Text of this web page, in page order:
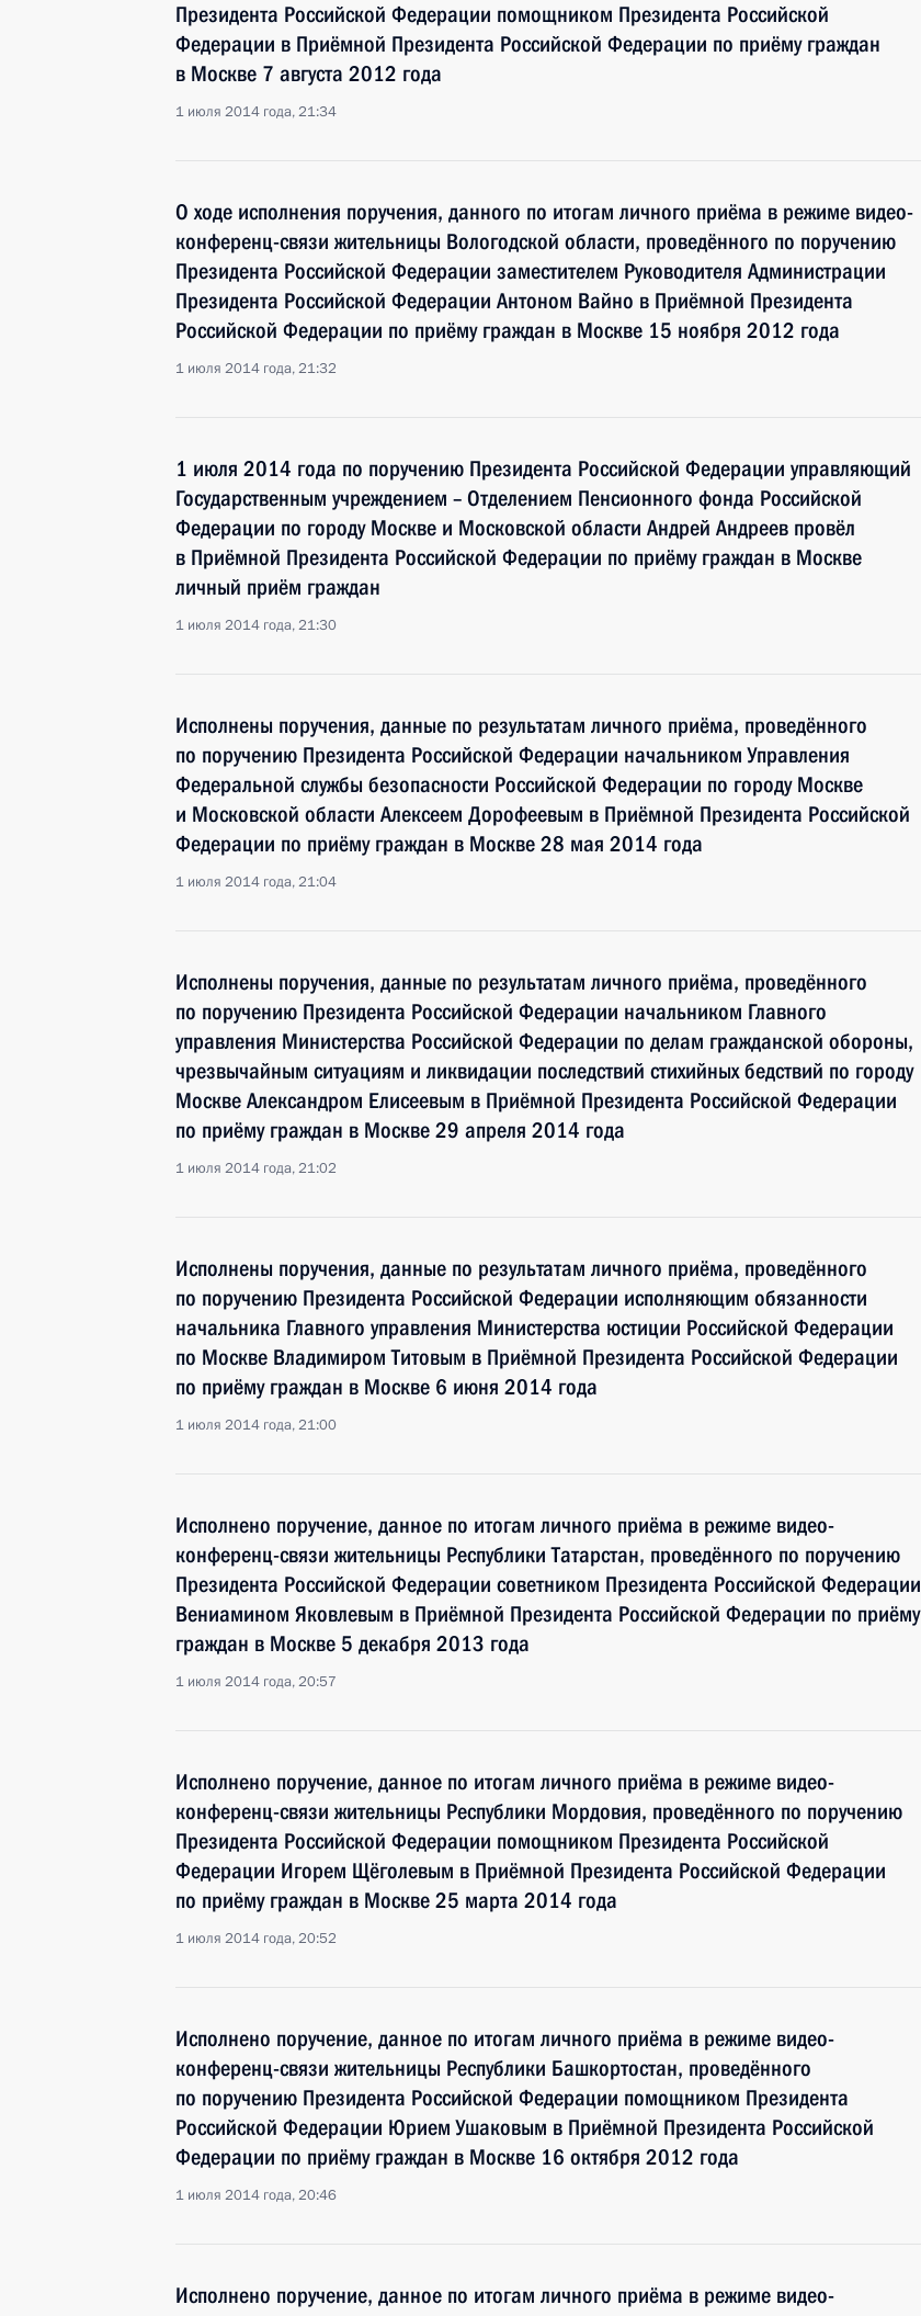
Президента Российской Федерации помощником Президента Российской
Федерации в Приёмной Президента Российской Федерации по приёму граждан
в Москве 7 августа 2012 года
1 июля 2014 года, 21:34
О ходе исполнения поручения, данного по итогам личного приёма в режиме видео-
конференц-связи жительницы Вологодской области, проведённого по поручению
Президента Российской Федерации заместителем Руководителя Администрации
Президента Российской Федерации Антоном Вайно в Приёмной Президента
Российской Федерации по приёму граждан в Москве 15 ноября 2012 года
1 июля 2014 года, 21:32
1 июля 2014 года по поручению Президента Российской Федерации управляющий
Государственным учреждением – Отделением Пенсионного фонда Российской
Федерации по городу Москве и Московской области Андрей Андреев провёл
в Приёмной Президента Российской Федерации по приёму граждан в Москве
личный приём граждан
1 июля 2014 года, 21:30
Исполнены поручения, данные по результатам личного приёма, проведённого
по поручению Президента Российской Федерации начальником Управления
Федеральной службы безопасности Российской Федерации по городу Москве
и Московской области Алексеем Дорофеевым в Приёмной Президента Российской
Федерации по приёму граждан в Москве 28 мая 2014 года
1 июля 2014 года, 21:04
Исполнены поручения, данные по результатам личного приёма, проведённого
по поручению Президента Российской Федерации начальником Главного
управления Министерства Российской Федерации по делам гражданской обороны,
чрезвычайным ситуациям и ликвидации последствий стихийных бедствий по городу
Москве Александром Елисеевым в Приёмной Президента Российской Федерации
по приёму граждан в Москве 29 апреля 2014 года
1 июля 2014 года, 21:02
Исполнены поручения, данные по результатам личного приёма, проведённого
по поручению Президента Российской Федерации исполняющим обязанности
начальника Главного управления Министерства юстиции Российской Федерации
по Москве Владимиром Титовым в Приёмной Президента Российской Федерации
по приёму граждан в Москве 6 июня 2014 года
1 июля 2014 года, 21:00
Исполнено поручение, данное по итогам личного приёма в режиме видео-
конференц-связи жительницы Республики Татарстан, проведённого по поручению
Президента Российской Федерации советником Президента Российской Федерации
Вениамином Яковлевым в Приёмной Президента Российской Федерации по приёму
граждан в Москве 5 декабря 2013 года
1 июля 2014 года, 20:57
Исполнено поручение, данное по итогам личного приёма в режиме видео-
конференц-связи жительницы Республики Мордовия, проведённого по поручению
Президента Российской Федерации помощником Президента Российской
Федерации Игорем Щёголевым в Приёмной Президента Российской Федерации
по приёму граждан в Москве 25 марта 2014 года
1 июля 2014 года, 20:52
Исполнено поручение, данное по итогам личного приёма в режиме видео-
конференц-связи жительницы Республики Башкортостан, проведённого
по поручению Президента Российской Федерации помощником Президента
Российской Федерации Юрием Ушаковым в Приёмной Президента Российской
Федерации по приёму граждан в Москве 16 октября 2012 года
1 июля 2014 года, 20:46
Исполнено поручение, данное по итогам личного приёма в режиме видео-